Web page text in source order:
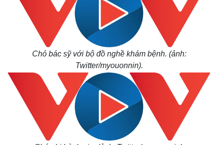
Chó bác sỹ với bộ đồ nghề khám bệnh. (ảnh:
Twitter/myouonnin).